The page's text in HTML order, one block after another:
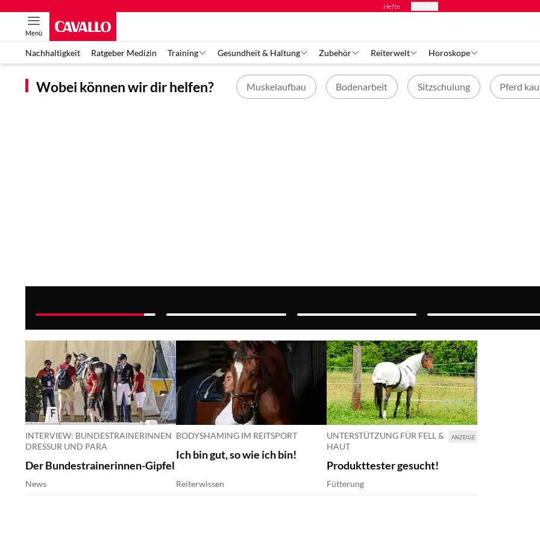
Hefte
Menü
Nachhaltigkeit Ratgeber Medizin Training Gesundheit & Haltung Zubehör Reiterwelt Horoskope
Wobei können wir dir helfen? Muskelaufbau Bodenarbeit Sitzschulung Pferd
INTERVIEW: BUNDESTRAINERINNEN
DRESSUR UND PARA
Der Bundestrainerinnen-Gipfel
News
BODYSHAMING IM REITSPORT
Ich bin gut, so wie ich bin!
Reiterwissen
ANZEIGE
UNTERSTÜTZUNG FÜR FELL &
HAUT
Produkttester gesucht!
Fütterung